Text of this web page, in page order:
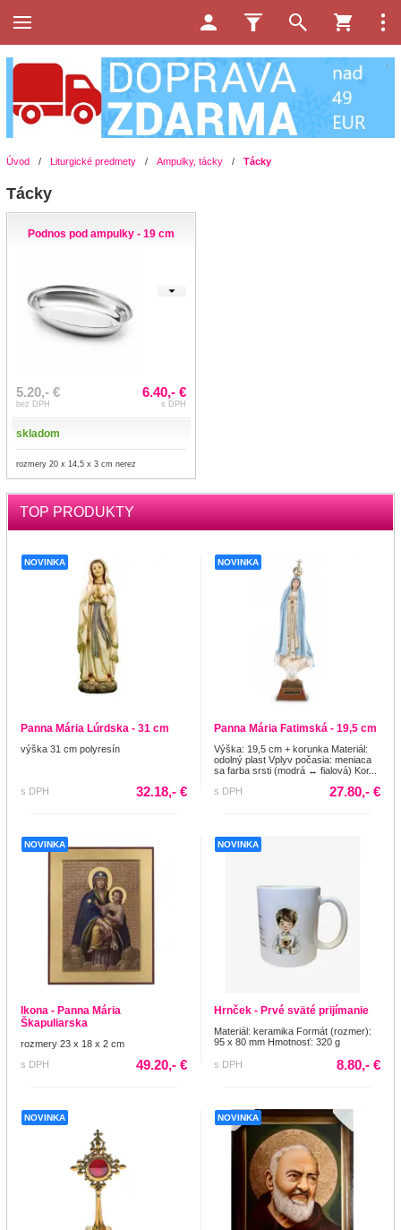
Úvod / Liturgické predmety / Ampulky, tácky / Tácky
Tácky
Podnos pod ampulky - 19 cm
5.20,- €
bez DPH
6.40,- €
s DPH
skladom
rozmery 20 x 14,5 x 3 cm nerez
TOP PRODUKTY
NOVINKA
Panna Mária Lúrdska - 31 cm
výška 31 cm polyresín
s DPH 32.18,- €
NOVINKA
Panna Mária Fatimská - 19,5 cm
Výška: 19,5 cm + korunka Materiál:
odolný plast Vplyv počasia: meniaca
sa farba srsti (modrá ↔ fialová) Kor...
s DPH
27.80,- €
NOVINKA
Ikona - Panna Mária
Škapuliarska
rozmery 23 x 18 x 2 cm
s DPH
49.20,- €
NOVINKA
Hrnček - Prvé sväté prijímanie
Materiál: keramika Formát (rozmer):
95 x 80 mm Hmotnosť: 320 g
s DPH 8.80,- €
NOVINKA NOVINKA